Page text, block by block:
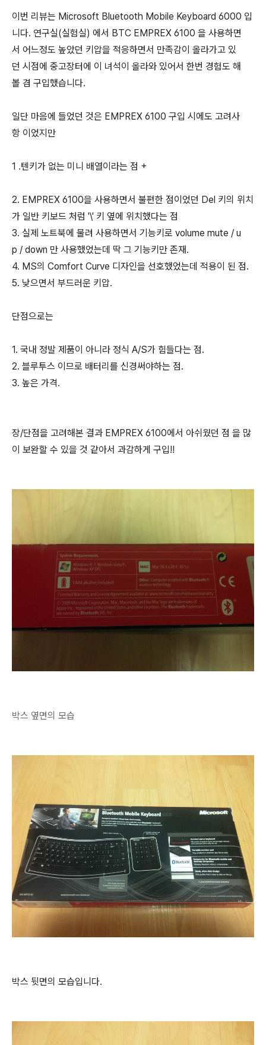
이번 리뷰는 Microsoft Bluetooth Mobile Keyboard 6000 입
니다. 연구실(실험실) 에서 BTC EMPREX 6100 을 사용하면
서 어느정도 높았던 키압을 적응하면서 만족감이 올라가고 있
던 시점에 중고장터에 이 녀석이 올라와 있어서 한번 경험도 해
볼 겸 구입했습니다.
일단 마음에 들었던 것은 EMPREX 6100 구입 시에도 고려사
항 이었지만
1 .텐키가 없는 미니 배열이라는 점 +
2. EMPREX 6100을 사용하면서 불편한 점이었던 Del 키의 위치
가 일반 키보드 처럼 '\' 키 옆에 위치했다는 점
3. 실제 노트북에 물려 사용하면서 기능키로 volume mute / u
p / down 만 사용했었는데 딱 그 기능키만 존재.
4. MS의 Comfort Curve 디자인을 선호했었는데 적용이 된 점.
5. 낮으면서 부드러운 키압.
단점으로는
1. 국내 정발 제품이 아니라 정식 A/S가 힘들다는 점.
2. 블루투스 이므로 배터리를 신경써야하는 점.
3. 높은 가격.
장/단점을 고려해본 결과 EMPREX 6100에서 아쉬웠던 점 을 많
이 보완할 수 있을 것 같아서 과감하게 구입!!
박스 옆면의 모습
박스 뒷면의 모습입니다.